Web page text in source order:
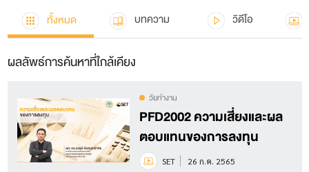
ทั้งหมด บทความ วิดีโอ
ผลลัพธ์การค้นหาที่ใกล้เคียง
วัยทำงาน
PFD2002 ความเสี่ยงและผล
ตอบแทนของการลงทุน
SET 26 ก.ค. 2565